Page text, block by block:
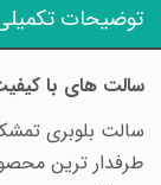
توضیحات
سالت های با
سالت بلوبری
طرفدار ترین